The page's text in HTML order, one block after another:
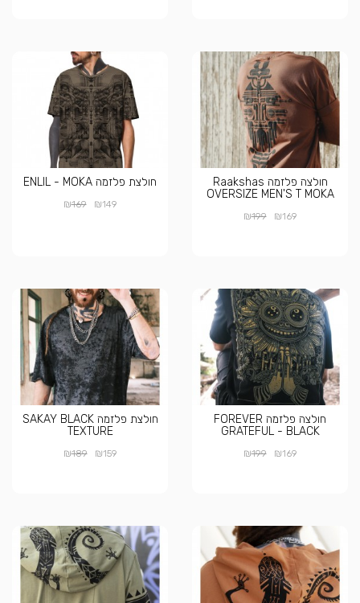
חולצה פלזמה Raakshas
OVERSIZE MEN'S T MOKA
₪169
₪199
חולצת פלזמה ENLIL - MOKA
₪149
₪169
חולצה פלזמה FOREVER
GRATEFUL - BLACK
₪169
₪199
חולצת פלזמה SAKAY BLACK
TEXTURE
₪159
₪189